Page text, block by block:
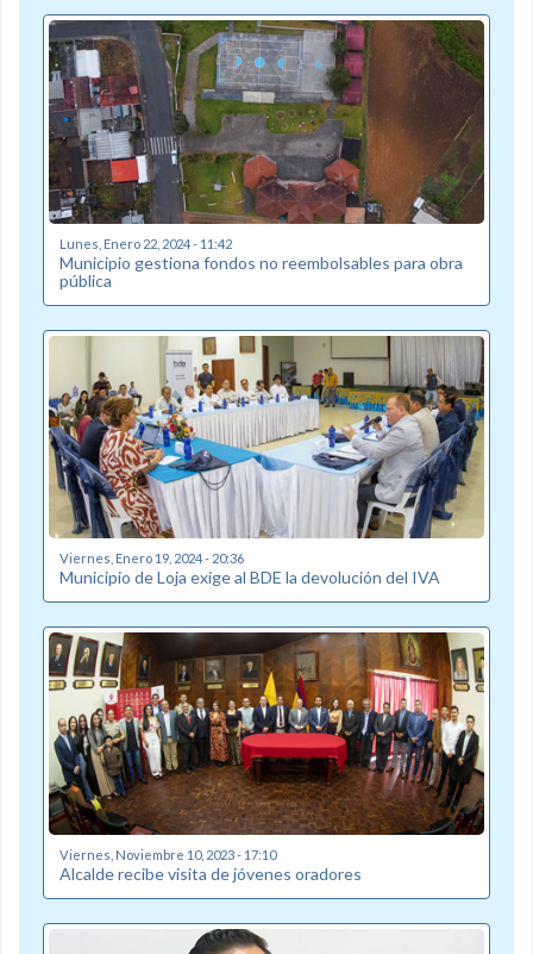
Lunes, Enero 22, 2024 - 11:42
Municipio gestiona fondos no reembolsables para obra
pública
Viernes, Enero 19, 2024 - 20:36
Municipio de Loja exige al BDE la devolución del IVA
Viernes, Noviembre 10, 2023 - 17:10
Alcalde recibe visita de jóvenes oradores